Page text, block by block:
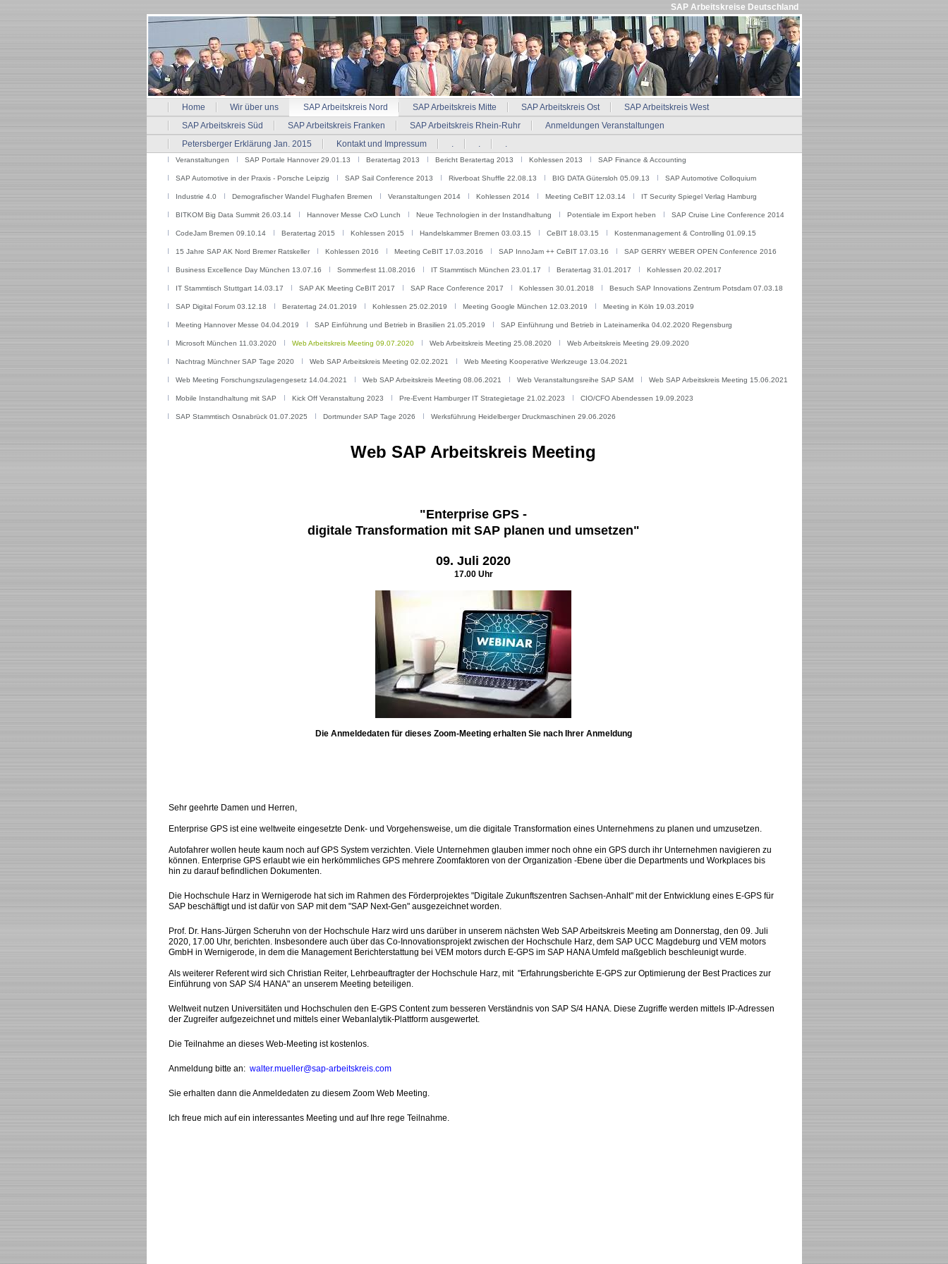
SAP Arbeitskreise Deutschland
Home Wir über uns SAP Arbeitskreis Nord SAP Arbeitskreis Mitte SAP Arbeitskreis Ost
SAP Arbeitskreis West
SAP Arbeitskreis Süd
SAP Arbeitskreis Franken SAP Arbeitskreis Rhein-Ruhr
Anmeldungen Veranstaltungen
Petersberger Erklärung Jan. 2015
Kontakt und Impressum . . .
Veranstaltungen SAP Portale Hannover 29.01.13 Beratertag 2013 Bericht Beratertag 2013 Kohlessen 2013 SAP Finance & Accounting
SAP Automotive in der Praxis - Porsche Leipzig SAP Sail Conference 2013 Riverboat Shuffle 22.08.13 BIG DATA Gütersloh 05.09.13 SAP Automotive Colloquium
Industrie 4.0 Demografischer Wandel Flughafen Bremen Veranstaltungen 2014 Kohlessen 2014 Meeting CeBIT 12.03.14 IT Security Spiegel Verlag Hamburg
BITKOM Big Data Summit 26.03.14 Hannover Messe CxO Lunch Neue Technologien in der Instandhaltung Potentiale im Export heben SAP Cruise Line Conference 2014
CodeJam Bremen 09.10.14 Beratertag 2015 Kohlessen 2015 Handelskammer Bremen 03.03.15 CeBIT 18.03.15 Kostenmanagement & Controlling 01.09.15
15 Jahre SAP AK Nord Bremer Ratskeller Kohlessen 2016 Meeting CeBIT 17.03.2016 SAP InnoJam ++ CeBIT 17.03.16 SAP GERRY WEBER OPEN Conference 2016
Business Excellence Day München 13.07.16 Sommerfest 11.08.2016 IT Stammtisch München 23.01.17 Beratertag 31.01.2017 Kohlessen 20.02.2017
IT Stammtisch Stuttgart 14.03.17 SAP AK Meeting CeBIT 2017 SAP Race Conference 2017 Kohlessen 30.01.2018 Besuch SAP Innovations Zentrum Potsdam 07.03.18
SAP Digital Forum 03.12.18 Beratertag 24.01.2019 Kohlessen 25.02.2019 Meeting Google München 12.03.2019 Meeting in Köln 19.03.2019
Meeting Hannover Messe 04.04.2019 SAP Einführung und Betrieb in Brasilien 21.05.2019 SAP Einführung und Betrieb in Lateinamerika 04.02.2020 Regensburg
Microsoft München 11.03.2020 Web Arbeitskreis Meeting 09.07.2020 Web Arbeitskreis Meeting 25.08.2020 Web Arbeitskreis Meeting 29.09.2020
Nachtrag Münchner SAP Tage 2020 Web SAP Arbeitskreis Meeting 02.02.2021 Web Meeting Kooperative Werkzeuge 13.04.2021
Web Meeting Forschungszulagengesetz 14.04.2021 Web SAP Arbeitskreis Meeting 08.06.2021 Web Veranstaltungsreihe SAP SAM Web SAP Arbeitskreis Meeting 15.06.2021
Mobile Instandhaltung mit SAP Kick Off Veranstaltung 2023 Pre-Event Hamburger IT Strategietage 21.02.2023 CIO/CFO Abendessen 19.09.2023
SAP Stammtisch Osnabrück 01.07.2025 Dortmunder SAP Tage 2026 Werksführung Heidelberger Druckmaschinen 29.06.2026
Web SAP Arbeitskreis Meeting
"Enterprise GPS -
digitale Transformation mit SAP planen und umsetzen"
09. Juli 2020
17.00 Uhr
Die Anmeldedaten für dieses Zoom-Meeting erhalten Sie nach Ihrer Anmeldung
Sehr geehrte Damen und Herren,
Enterprise GPS ist eine weltweite eingesetzte Denk- und Vorgehensweise, um die digitale Transformation eines Unternehmens zu planen und umzusetzen.
Autofahrer wollen heute kaum noch auf GPS System verzichten. Viele Unternehmen glauben immer noch ohne ein GPS durch ihr Unternehmen navigieren zu
können. Enterprise GPS erlaubt wie ein herkömmliches GPS mehrere Zoomfaktoren von der Organization -Ebene über die Departments und Workplaces bis
hin zu darauf befindlichen Dokumenten.
Die Hochschule Harz in Wernigerode hat sich im Rahmen des Förderprojektes "Digitale Zukunftszentren Sachsen-Anhalt" mit der Entwicklung eines E-GPS für
SAP beschäftigt und ist dafür von SAP mit dem "SAP Next-Gen" ausgezeichnet worden.
Prof. Dr. Hans-Jürgen Scheruhn von der Hochschule Harz wird uns darüber in unserem nächsten Web SAP Arbeitskreis Meeting am Donnerstag, den 09. Juli
2020, 17.00 Uhr, berichten. Insbesondere auch über das Co-Innovationsprojekt zwischen der Hochschule Harz, dem SAP UCC Magdeburg und VEM motors
GmbH in Wernigerode, in dem die Management Berichterstattung bei VEM motors durch E-GPS im SAP HANA Umfeld maßgeblich beschleunigt wurde.
Als weiterer Referent wird sich Christian Reiter, Lehrbeauftragter der Hochschule Harz, mit "Erfahrungsberichte E-GPS zur Optimierung der Best Practices zur
Einführung von SAP S/4 HANA" an unserem Meeting beteiligen.
Weltweit nutzen Universitäten und Hochschulen den E-GPS Content zum besseren Verständnis von SAP S/4 HANA. Diese Zugriffe werden mittels IP-Adressen
der Zugreifer aufgezeichnet und mittels einer Webanlalytik-Plattform ausgewertet.
Die Teilnahme an dieses Web-Meeting ist kostenlos.
Anmeldung bitte an: walter.mueller@sap-arbeitskreis.com
Sie erhalten dann die Anmeldedaten zu diesem Zoom Web Meeting.
Ich freue mich auf ein interessantes Meeting und auf Ihre rege Teilnahme.